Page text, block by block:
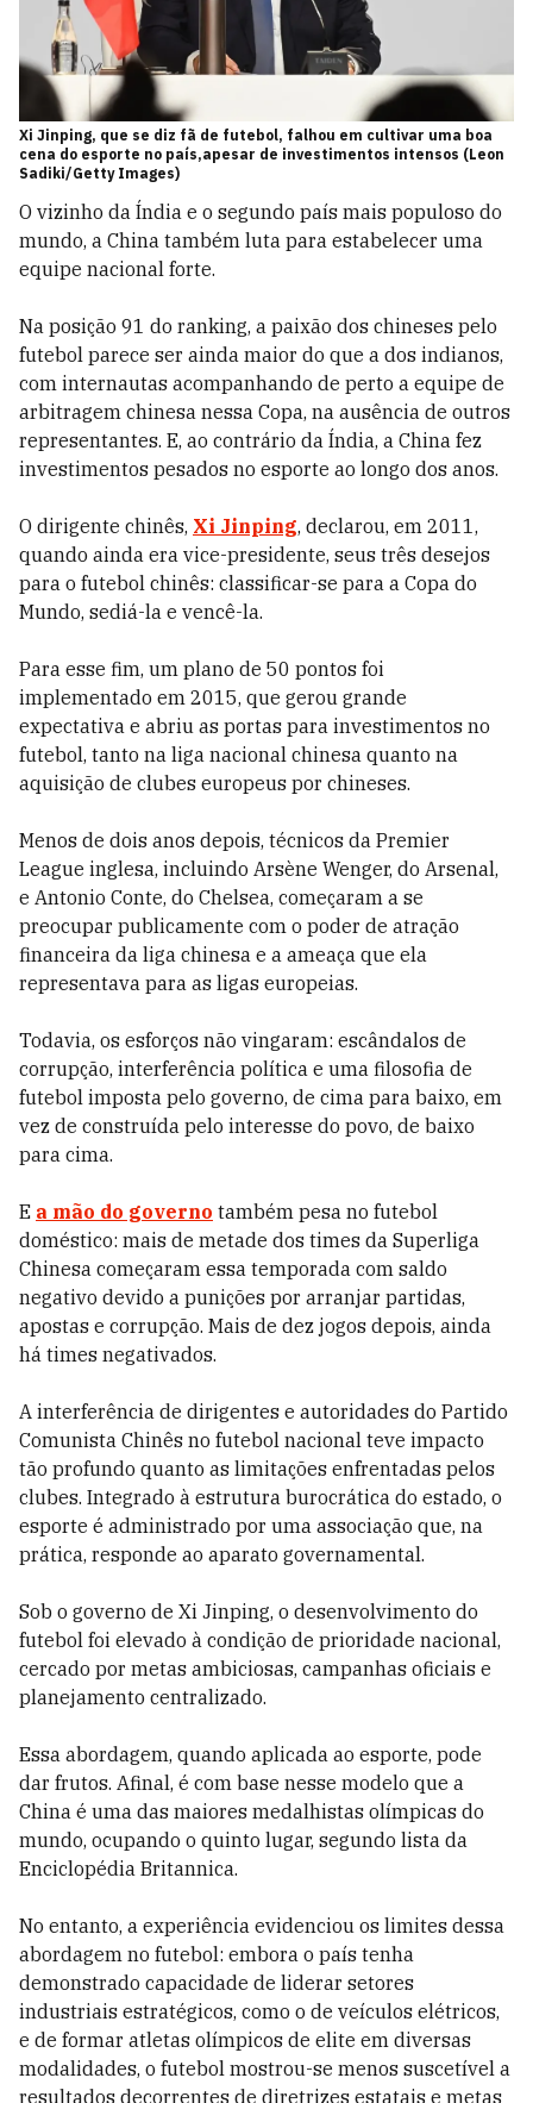
Xi Jinping, que se diz fã de futebol, falhou em cultivar uma boa
cena do esporte no país,apesar de investimentos intensos (Leon
Sadiki/Getty Images)
O vizinho da Índia e o segundo país mais populoso do
mundo, a China também luta para estabelecer uma
equipe nacional forte.
Na posição 91 do ranking, a paixão dos chineses pelo
futebol parece ser ainda maior do que a dos indianos,
com internautas acompanhando de perto a equipe de
arbitragem chinesa nessa Copa, na ausência de outros
representantes. E, ao contrário da Índia, a China fez
investimentos pesados no esporte ao longo dos anos.
O dirigente chinês, Xi Jinping, declarou, em 2011,
quando ainda era vice-presidente, seus três desejos
para o futebol chinês: classificar-se para a Copa do
Mundo, sediá-la e vencê-la.
Para esse fim, um plano de 50 pontos foi
implementado em 2015, que gerou grande
expectativa e abriu as portas para investimentos no
futebol, tanto na liga nacional chinesa quanto na
aquisição de clubes europeus por chineses.
Menos de dois anos depois, técnicos da Premier
League inglesa, incluindo Arsène Wenger, do Arsenal,
e Antonio Conte, do Chelsea, começaram a se
preocupar publicamente com o poder de atração
financeira da liga chinesa e a ameaça que ela
representava para as ligas europeias.
Todavia, os esforços não vingaram: escândalos de
corrupção, interferência política e uma filosofia de
futebol imposta pelo governo, de cima para baixo, em
vez de construída pelo interesse do povo, de baixo
para cima.
E a mão do governo também pesa no futebol
doméstico: mais de metade dos times da Superliga
Chinesa começaram essa temporada com saldo
negativo devido a punições por arranjar partidas,
apostas e corrupção. Mais de dez jogos depois, ainda
há times negativados.
A interferência de dirigentes e autoridades do Partido
Comunista Chinês no futebol nacional teve impacto
tão profundo quanto as limitações enfrentadas pelos
clubes. Integrado à estrutura burocrática do estado, o
esporte é administrado por uma associação que, na
prática, responde ao aparato governamental.
Sob o governo de Xi Jinping, o desenvolvimento do
futebol foi elevado à condição de prioridade nacional,
cercado por metas ambiciosas, campanhas oficiais e
planejamento centralizado.
Essa abordagem, quando aplicada ao esporte, pode
dar frutos. Afinal, é com base nesse modelo que a
China é uma das maiores medalhistas olímpicas do
mundo, ocupando o quinto lugar, segundo lista da
Enciclopédia Britannica.
No entanto, a experiência evidenciou os limites dessa
abordagem no futebol: embora o país tenha
demonstrado capacidade de liderar setores
industriais estratégicos, como o de veículos elétricos,
e de formar atletas olímpicos de elite em diversas
modalidades, o futebol mostrou-se menos suscetível a
resultados decorrentes de diretrizes estatais e metas